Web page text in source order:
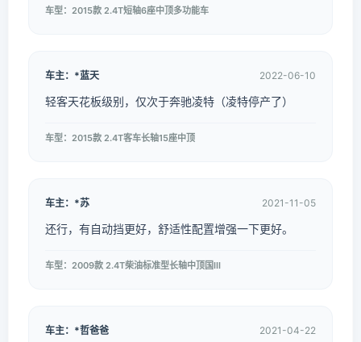
车型：2015款 2.4T短轴6座中顶多功能车
车主：*蓝天 2022-06-10
轻客天花板级别，仅次于奔驰凌特（凌特停产了）
车型：2015款 2.4T客车长轴15座中顶
车主：*苏 2021-11-05
还行，有自动挡更好，舒适性配置增强一下更好。
车型：2009款 2.4T柴油标准型长轴中顶国III
车主：*哲爸爸 2021-04-22